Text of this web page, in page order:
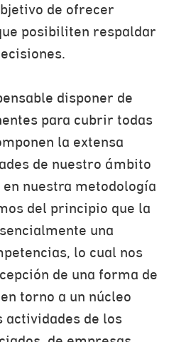
de ofrecer
posibiliten respaldar
disponer de
para cubrir todas
la extensa
de nuestro ámbito
nuestra metodología
del principio que la
una
lo cual nos
de una forma de
torno a un núcleo
actividades de los